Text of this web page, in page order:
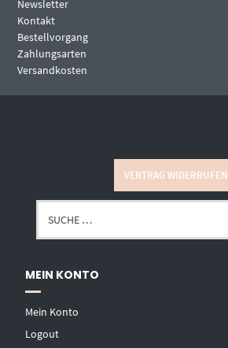
Newsletter
Kontakt
Bestellvorgang
Zahlungsarten
Versandkosten
VERTRAG WIDERRUFEN
MEIN KONTO
Mein Konto
Logout